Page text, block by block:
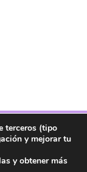
RSS
terceros (tipo
y mejorar tu
y obtener más